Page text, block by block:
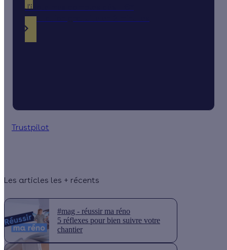
J'isole mes combles dès 1 €*
Simulation gratuite en 2 minutes
Trustpilot
Les articles les + récents
#mag - réussir ma réno
5 réflexes pour bien suivre votre
chantier